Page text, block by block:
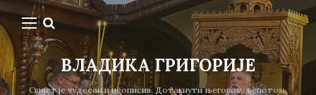
ВЛАДИКА ГРИГОРИЈЕ
Свијет је чудесан и неописив. Дотакнути његовом љепотом,